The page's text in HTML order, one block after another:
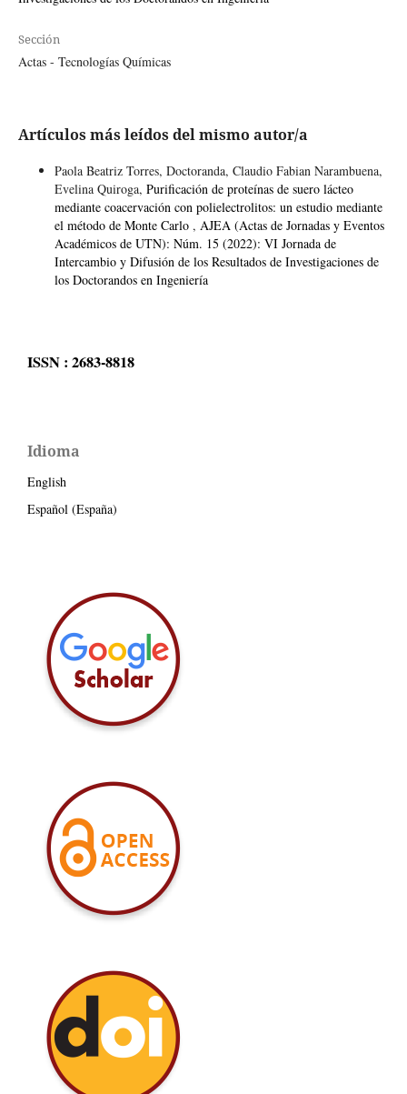
Sección
Actas - Tecnologías Químicas
Artículos más leídos del mismo autor/a
Paola Beatriz Torres, Doctoranda, Claudio Fabian Narambuena,
Evelina Quiroga, Purificación de proteínas de suero lácteo
mediante coacervación con polielectrolitos: un estudio mediante
el método de Monte Carlo , AJEA (Actas de Jornadas y Eventos
Académicos de UTN): Núm. 15 (2022): VI Jornada de
Intercambio y Difusión de los Resultados de Investigaciones de
los Doctorandos en Ingeniería
ISSN : 2683-8818
Idioma
English
Español (España)